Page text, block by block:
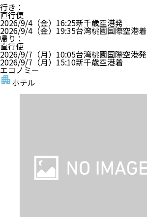
行き ：
直行便
2026/9/4（金） 16:25新千歳空港発
2026/9/4（金） 19:35台湾桃園国際空港着
帰り ：
直行便
2026/9/7（月） 10:05台湾桃園国際空港発
2026/9/7（月） 15:10新千歳空港着
エコノミー
ホテル